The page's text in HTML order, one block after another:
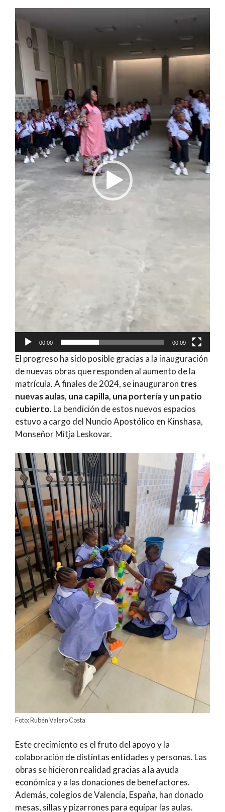
de
vídeo
00:00 00:09
El progreso ha sido posible gracias a la inauguración
de nuevas obras que responden al aumento de la
matrícula. A finales de 2024, se inauguraron tres
nuevas aulas, una capilla, una portería y un patio
cubierto. La bendición de estos nuevos espacios
estuvo a cargo del Nuncio Apostólico en Kinshasa,
Monseñor Mitja Leskovar.
Foto: Rubén Valero Costa
Este crecimiento es el fruto del apoyo y la
colaboración de distintas entidades y personas. Las
obras se hicieron realidad gracias a la ayuda
económica y a las donaciones de benefactores.
Además, colegios de Valencia, España, han donado
mesas, sillas y pizarrones para equipar las aulas.